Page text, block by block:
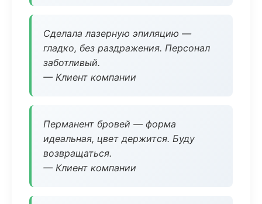
Сделала лазерную эпиляцию —
гладко, без раздражения. Персонал
заботливый.
— Клиент компании
Перманент бровей — форма
идеальная, цвет держится. Буду
возвращаться.
— Клиент компании